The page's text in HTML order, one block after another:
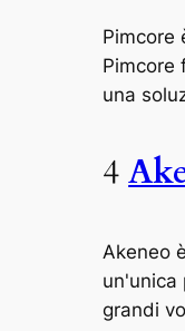
Pimcore
Pimcore
una
4
Akeneo
un'unica
grandi